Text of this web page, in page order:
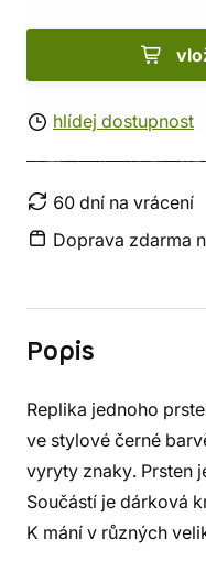
hlídej dostupnost
60 dní na vrácení
Doprava zdarma
Popis
Replika jednoho
ve stylové černé
vyryty znaky. Prsten
Součástí je dárková
K mání v různých